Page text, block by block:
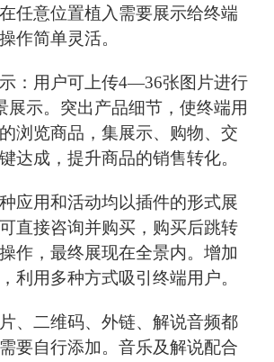
任意位置植入需要展示给终端
作简单灵活。
：用户可上传4—36张图片进行
展示。突出产品细节，使终端用
浏览商品，集展示、购物、交
达成，提升商品的销售转化。
应用和活动均以插件的形式展
直接咨询并购买，购买后跳转
作，最终展现在全景内。增加
利用多种方式吸引终端用户。
、二维码、外链、解说音频都
要自行添加。音乐及解说配合